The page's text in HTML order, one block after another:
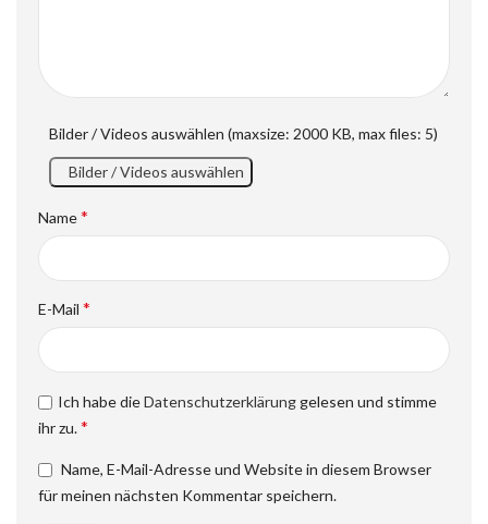
Bilder / Videos auswählen (maxsize: 2000 KB, max files: 5)
Bilder / Videos auswählen
Name*
E-Mail *
Ich habe dieDatenschutzerklärung gelesen und stimme
ihr zu.*
Name, E-Mail-Adresse und Website in diesem Browser
für meinen nächsten Kommentar speichern.